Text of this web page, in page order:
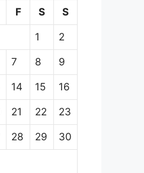
F S S
1 2
7 8 9
14 15 16
21 22 23
28 29 30